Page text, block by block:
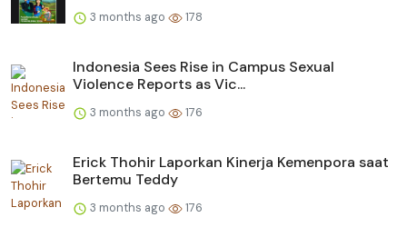
3 months ago 178
Indonesia Sees Rise in Campus Sexual
Violence Reports as Vic...
3 months ago 176
Erick Thohir Laporkan Kinerja Kemenpora saat
Bertemu Teddy
3 months ago 176